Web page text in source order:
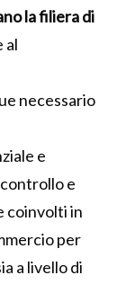
la filiera di
al
necessario
e
e
coinvolti in
per
a livello di